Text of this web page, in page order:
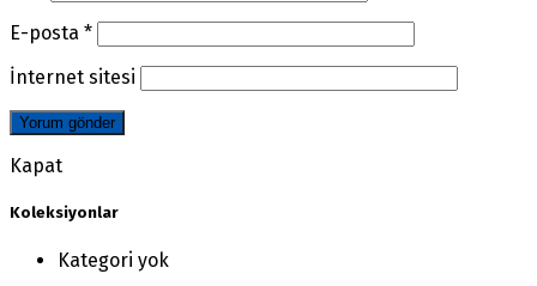
E-posta *
İnternet sitesi
Kapat
Koleksiyonlar
Kategori yok